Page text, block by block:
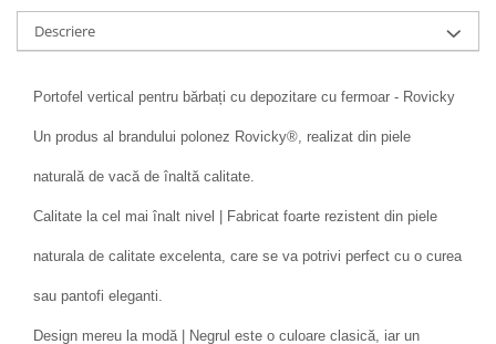
Descriere
Portofel vertical pentru bărbați cu depozitare cu fermoar - Rovicky
Un produs al brandului polonez Rovicky®, realizat din piele
naturală de vacă de înaltă calitate.
Calitate la cel mai înalt nivel | Fabricat foarte rezistent din piele
naturala de calitate excelenta, care se va potrivi perfect cu o curea
sau pantofi eleganti.
Design mereu la modă | Negrul este o culoare clasică, iar un